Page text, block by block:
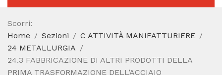
AGGIORNAMENTO 2025
SEZIONI
CODICE ATECO A COSA SERVE
Scorri:
Home
Sezioni
C ATTIVITÀ MANIFATTURIERE
24 METALLURGIA
24.3 FABBRICAZIONE DI ALTRI PRODOTTI DELLA
PRIMA TRASFORMAZIONE DELL’ACCIAIO